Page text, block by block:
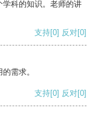
科的知识。老师的讲
支持[0] 反对[0]
需求。
支持[0] 反对[0]